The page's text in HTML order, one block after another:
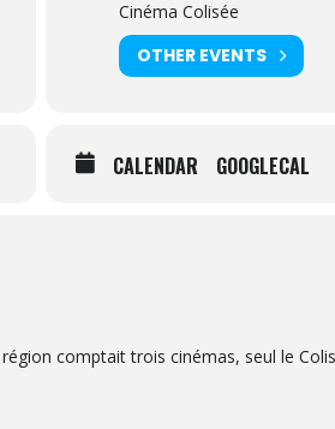
Cinéma Colisée
OTHER EVENTS
CALENDAR GOOGLECAL
comptait trois cinémas, seul le